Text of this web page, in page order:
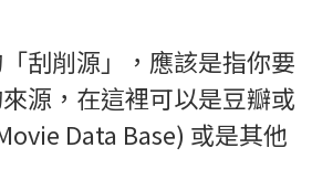
刮削源」，應該是指你要
源，在這裡可以是豆瓣或
Data Base) 或是其他